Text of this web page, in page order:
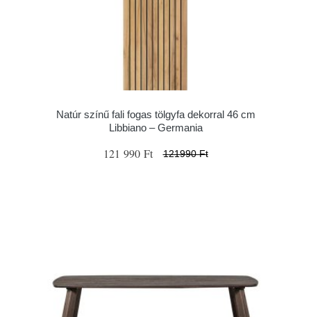
Natúr színű fali fogas tölgyfa dekorral 46 cm
Libbiano – Germania
121 990 Ft 121990 Ft